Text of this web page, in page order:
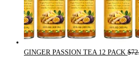
GINGER PASSION TEA 12 PACK $